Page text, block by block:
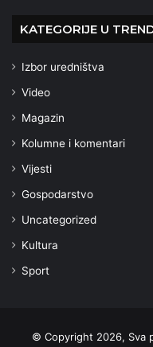
KATEGORIJE U
Izbor uredništva
Video
Magazin
Kolumne i komentari
Vijesti
Gospodarstvo
Uncategorized
Kultura
Sport
© Copyright 2026, Sva